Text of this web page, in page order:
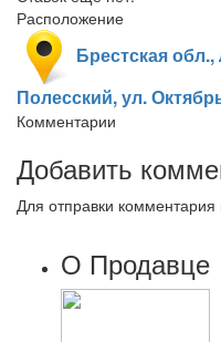
Расположение
Брестская
Полесский, ул.
Комментарии
Добавить
Для отправки
О Продавце